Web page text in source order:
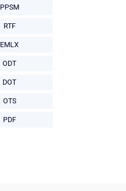
PPSM
RTF
EMLX
ODT
DOT
OTS
PDF